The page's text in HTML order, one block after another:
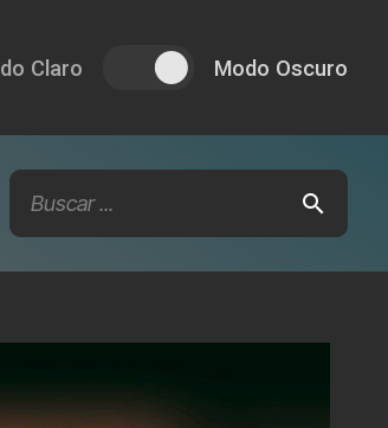
Claro Modo Oscuro